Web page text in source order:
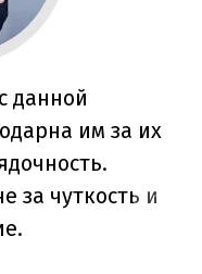
данной
им за их
за чуткость и